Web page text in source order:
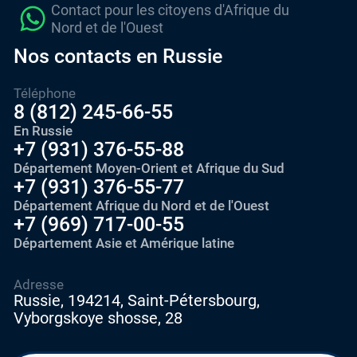
Contact pour les citoyens d'Afrique du
Nord et de l'Ouest
Nos contacts en Russie
Téléphone
8 (812) 245-66-55
En Russie
+7 (931) 376-55-88
Département Moyen-Orient et Afrique du Sud
+7 (931) 376-55-77
Département Afrique du Nord et de l'Ouest
+7 (969) 717-00-55
Département Asie et Amérique latine
Adresse
Russie, 194214, Saint-Pétersbourg,
Vyborgskoye shosse, 28